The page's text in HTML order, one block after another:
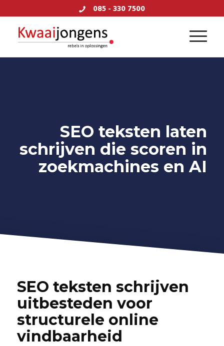
085 - 330 7500
SEO teksten laten
schrijven die scoren in
zoekmachines en AI
SEO teksten schrijven
uitbesteden voor
structurele online
vindbaarheid